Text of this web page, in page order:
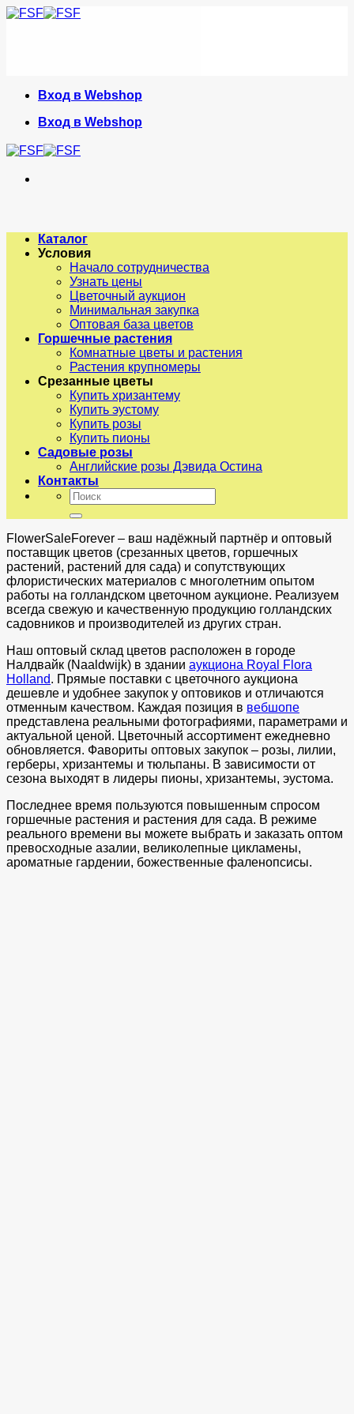
Skip
Вход в Webshop
Вход в Webshop
Каталог
Условия
Начало сотрудничества
Узнать цены
Цветочный аукцион
Минимальная закупка
Оптовая база цветов
Горшечные растения
Комнатные цветы и растения
Растения крупномеры
Срезанные цветы
Купить хризантему
Купить эустому
Купить розы
Купить пионы
Садовые розы
Английские розы Дэвида Остина
Контакты
Искать:
FlowerSaleForever – ваш надёжный партнёр и оптовый
поставщик цветов (срезанных цветов, горшечных
растений, растений для сада) и сопутствующих
флористических материалов с многолетним опытом
работы на голландском цветочном аукционе. Реализуем
всегда свежую и качественную продукцию голландских
садовников и производителей из других стран.
Наш оптовый склад цветов расположен в городе
Налдвайк (Naaldwijk) в здании аукциона Royal Flora
Holland. Прямые поставки с цветочного аукциона
дешевле и удобнее закупок у оптовиков и отличаются
отменным качеством. Каждая позиция в вебшопе
представлена реальными фотографиями, параметрами и
актуальной ценой. Цветочный ассортимент ежедневно
обновляется. Фавориты оптовых закупок – розы, лилии,
герберы, хризантемы и тюльпаны. В зависимости от
сезона выходят в лидеры пионы, хризантемы, эустома.
Последнее время пользуются повышенным спросом
горшечные растения и растения для сада. В режиме
реального времени вы можете выбрать и заказать оптом
превосходные азалии, великолепные цикламены,
ароматные гардении, божественные фаленопсисы.